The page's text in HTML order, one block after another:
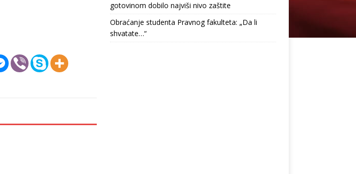
gotovinom dobilo najviši nivo zaštite
Obraćanje studenta Pravnog fakulteta: „Da li
shvatate…“